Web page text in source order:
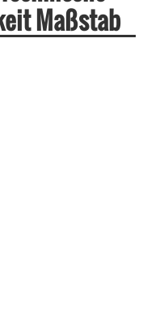
Maßstab